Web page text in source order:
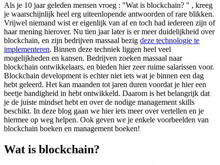
Als je 10 jaar geleden mensen vroeg : "Wat is blockchain? " , kreeg
je waarschijnlijk heel erg uiteenlopende antwoorden of rare blikken.
Vrijwel niemand wist er eigenlijk van af en toch had iedereen zijn of
haar mening hierover. Nu tien jaar later is er meer duidelijkheid over
blockchain, en zijn bedrijven massaal bezig deze technologie te
implementeren. Binnen deze techniek liggen heel veel
mogelijkheden en kansen. Bedrijven zoeken massaal naar
blockchain ontwikkelaars, en bieden hier zeer ruime salarissen voor.
Blockchain development is echter niet iets wat je binnen een dag
hebt geleerd. Het kan maanden tot jaren duren voordat je hier een
beetje handigheid in hebt ontwikkeld. Daarom is het belangrijk dat
je de juiste mindset hebt en over de nodige management skills
beschikt. In deze blog gaan we hier iets meer over vertellen en je
hiermee op weg helpen. Ook geven we je enkele voorbeelden van
blockchain boeken en management boeken!
Wat is blockchain?